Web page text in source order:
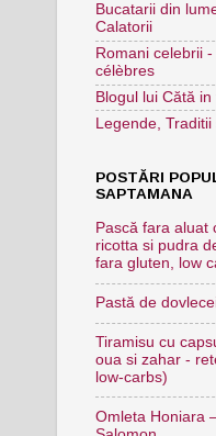
Bucatarii din
Calatorii
Romani celebrii
célèbres
Blogul lui Cătă
Legende, Traditii
POSTĂRI
SAPTAMANA
Pască fara aluat
ricotta si pudra
fara gluten, low
Pastă de
Tiramisu cu
oua si zahar -
low-carbs)
Omleta Honiara